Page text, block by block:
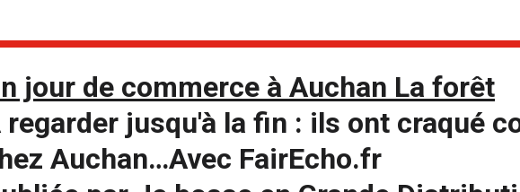
jour de commerce à Auchan La forêt
regarder jusqu'à la fin : ils ont craqué
Auchan…Avec FairEcho.fr